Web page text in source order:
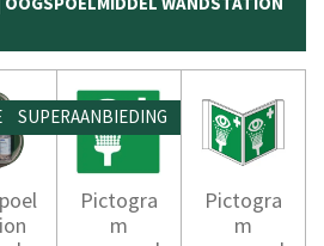
SUPERAANBIEDING
Pictogra
m
Pictogra
m